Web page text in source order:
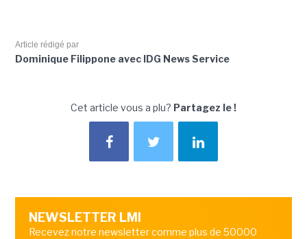
Article rédigé par
Dominique Filippone avec IDG News Service
Cet article vous a plu? Partagez le !
NEWSLETTER LMI
Recevez notre newsletter comme plus de 50000